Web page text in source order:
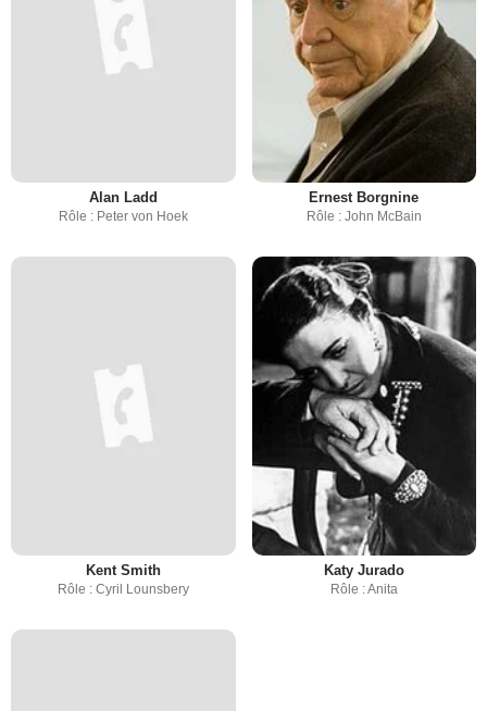
Alan Ladd
Rôle : Peter von Hoek
Ernest Borgnine
Rôle : John McBain
Kent Smith
Rôle : Cyril Lounsbery
Katy Jurado
Rôle : Anita